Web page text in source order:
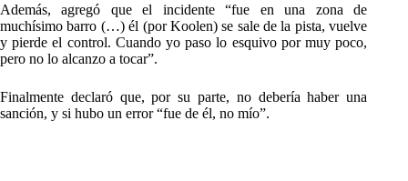
Además, agregó que el incidente “fue en una zona de
muchísimo barro (…) él (por Koolen) se sale de la pista, vuelve
y pierde el control. Cuando yo paso lo esquivo por muy poco,
pero no lo alcanzo a tocar”.
Finalmente declaró que, por su parte, no debería haber una
sanción, y si hubo un error “fue de él, no mío”.